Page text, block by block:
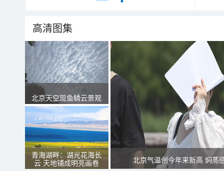
高清图集
北京天空现鱼鳞云景观
青海湖畔：湖光花海长
云 天地铺成明亮画卷
北京气温创今年来新高 焖蒸